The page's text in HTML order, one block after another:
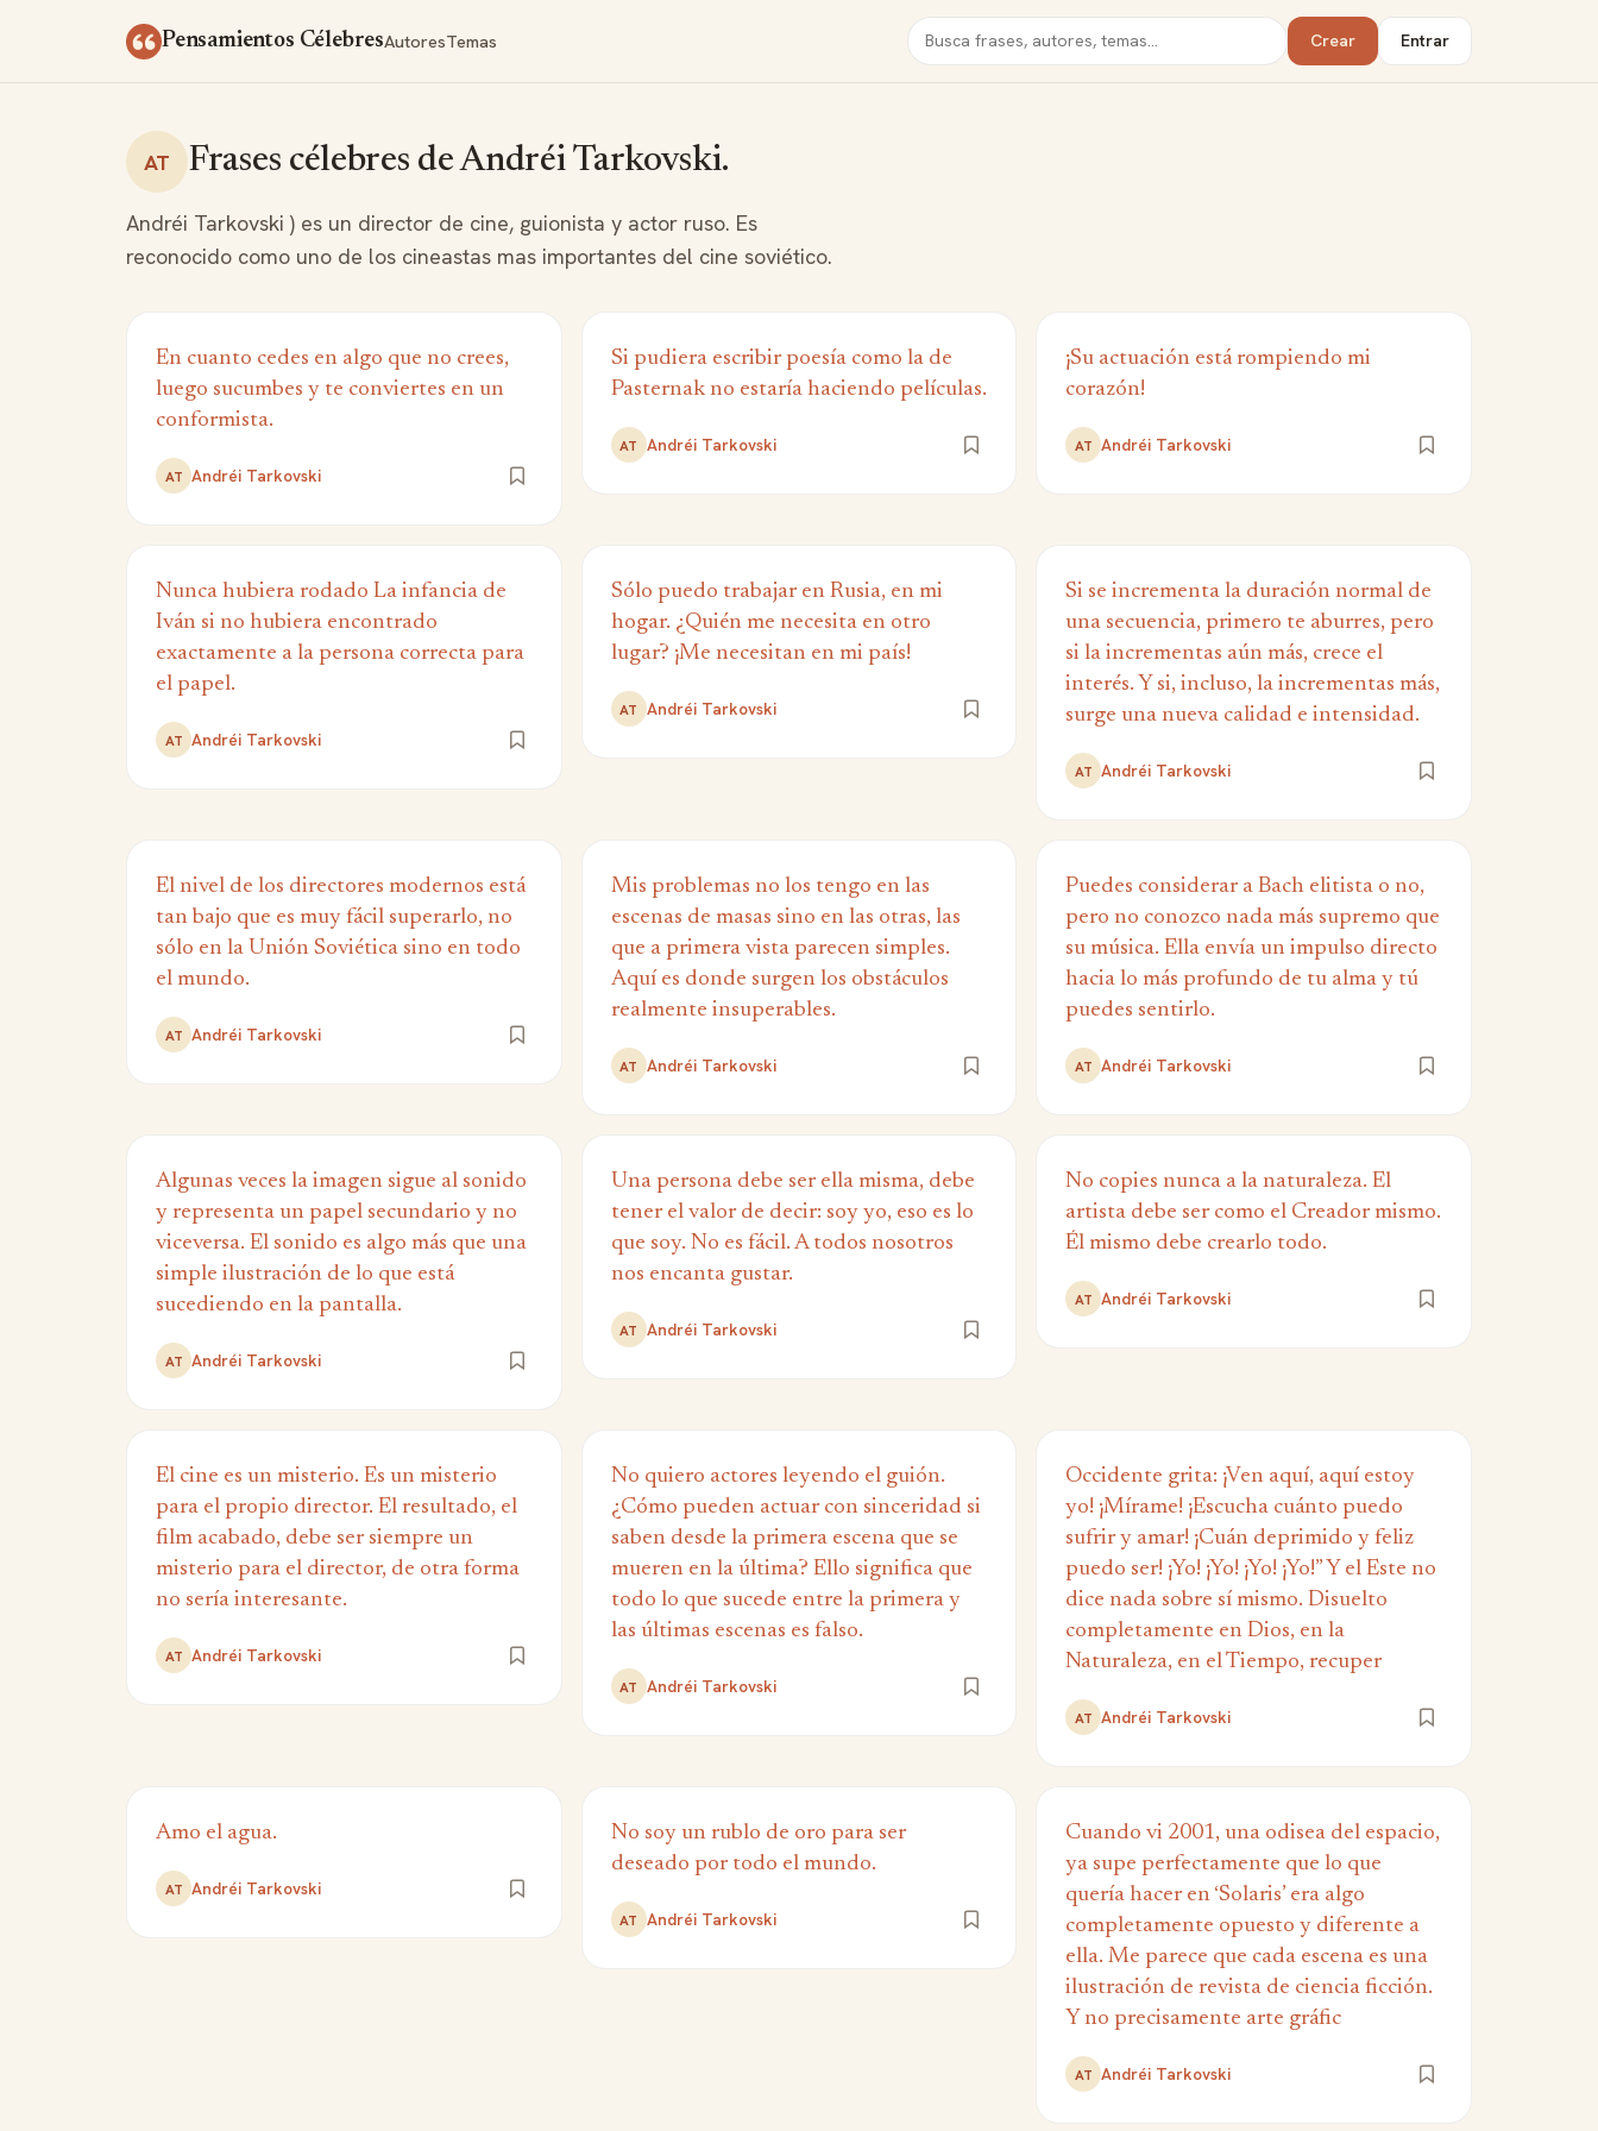
Pensamientos CélebresAutoresTemas Buscar Crear Entrar
AT Frases célebres de Andréi Tarkovski.
Andréi Tarkovski ) es un director de cine, guionista y actor ruso. Es
reconocido como uno de los cineastas mas importantes del cine soviético.
En cuanto cedes en algo que no crees,
luego sucumbes y te conviertes en un
conformista.
AT Andréi Tarkovski
Si pudiera escribir poesía como la de
Pasternak no estaría haciendo películas.
AT Andréi Tarkovski
¡Su actuación está rompiendo mi
corazón!
AT Andréi Tarkovski
Nunca hubiera rodado La infancia de
Iván si no hubiera encontrado
exactamente a la persona correcta para
el papel.
AT Andréi Tarkovski
Sólo puedo trabajar en Rusia, en mi
hogar. ¿Quién me necesita en otro
lugar? ¡Me necesitan en mi país!
AT Andréi Tarkovski
Si se incrementa la duración normal de
una secuencia, primero te aburres, pero
si la incrementas aún más, crece el
interés. Y si, incluso, la incrementas más,
surge una nueva calidad e intensidad.
AT Andréi Tarkovski
El nivel de los directores modernos está
tan bajo que es muy fácil superarlo, no
sólo en la Unión Soviética sino en todo
el mundo.
AT Andréi Tarkovski
Mis problemas no los tengo en las
escenas de masas sino en las otras, las
que a primera vista parecen simples.
Aquí es donde surgen los obstáculos
realmente insuperables.
AT Andréi Tarkovski
Puedes considerar a Bach elitista o no,
pero no conozco nada más supremo que
su música. Ella envía un impulso directo
hacia lo más profundo de tu alma y tú
puedes sentirlo.
AT Andréi Tarkovski
Algunas veces la imagen sigue al sonido
y representa un papel secundario y no
viceversa. El sonido es algo más que una
simple ilustración de lo que está
sucediendo en la pantalla.
AT Andréi Tarkovski
Una persona debe ser ella misma, debe
tener el valor de decir: soy yo, eso es lo
que soy. No es fácil. A todos nosotros
nos encanta gustar.
AT Andréi Tarkovski
No copies nunca a la naturaleza. El
artista debe ser como el Creador mismo.
Él mismo debe crearlo todo.
AT Andréi Tarkovski
El cine es un misterio. Es un misterio
para el propio director. El resultado, el
film acabado, debe ser siempre un
misterio para el director, de otra forma
no sería interesante.
AT Andréi Tarkovski
No quiero actores leyendo el guión.
¿Cómo pueden actuar con sinceridad si
saben desde la primera escena que se
mueren en la última? Ello significa que
todo lo que sucede entre la primera y
las últimas escenas es falso.
AT Andréi Tarkovski
Occidente grita: ¡Ven aquí, aquí estoy
yo! ¡Mírame! ¡Escucha cuánto puedo
sufrir y amar! ¡Cuán deprimido y feliz
puedo ser! ¡Yo! ¡Yo! ¡Yo! ¡Yo!” Y el Este no
dice nada sobre sí mismo. Disuelto
completamente en Dios, en la
Naturaleza, en el Tiempo, recuper
AT Andréi Tarkovski
Amo el agua.
AT Andréi Tarkovski
No soy un rublo de oro para ser
deseado por todo el mundo.
AT Andréi Tarkovski
Cuando vi 2001, una odisea del espacio,
ya supe perfectamente que lo que
quería hacer en ‘Solaris’ era algo
completamente opuesto y diferente a
ella. Me parece que cada escena es una
ilustración de revista de ciencia ficción.
Y no precisamente arte gráfic
AT Andréi Tarkovski